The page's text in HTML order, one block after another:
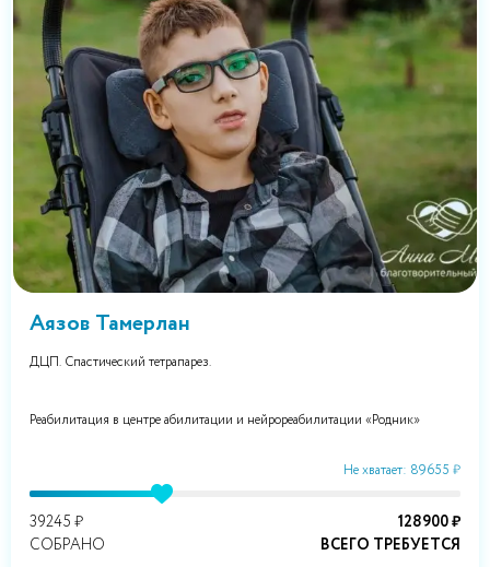
Аязов Тамерлан
ДЦП. Спастический тетрапарез.
Реабилитация в центре абилитации и нейрореабилитации «Родник»
Не хватает: 89655 ₽
39245 ₽
СОБРАНО
128900 ₽
ВСЕГО ТРЕБУЕТСЯ